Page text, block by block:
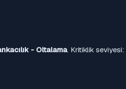
- Oltalama. Kritiklik seviyesi: